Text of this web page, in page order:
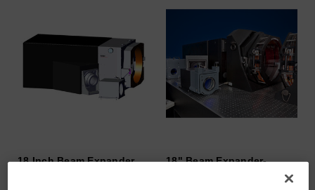
18 Inch Beam Expander
18" Beam Expander-